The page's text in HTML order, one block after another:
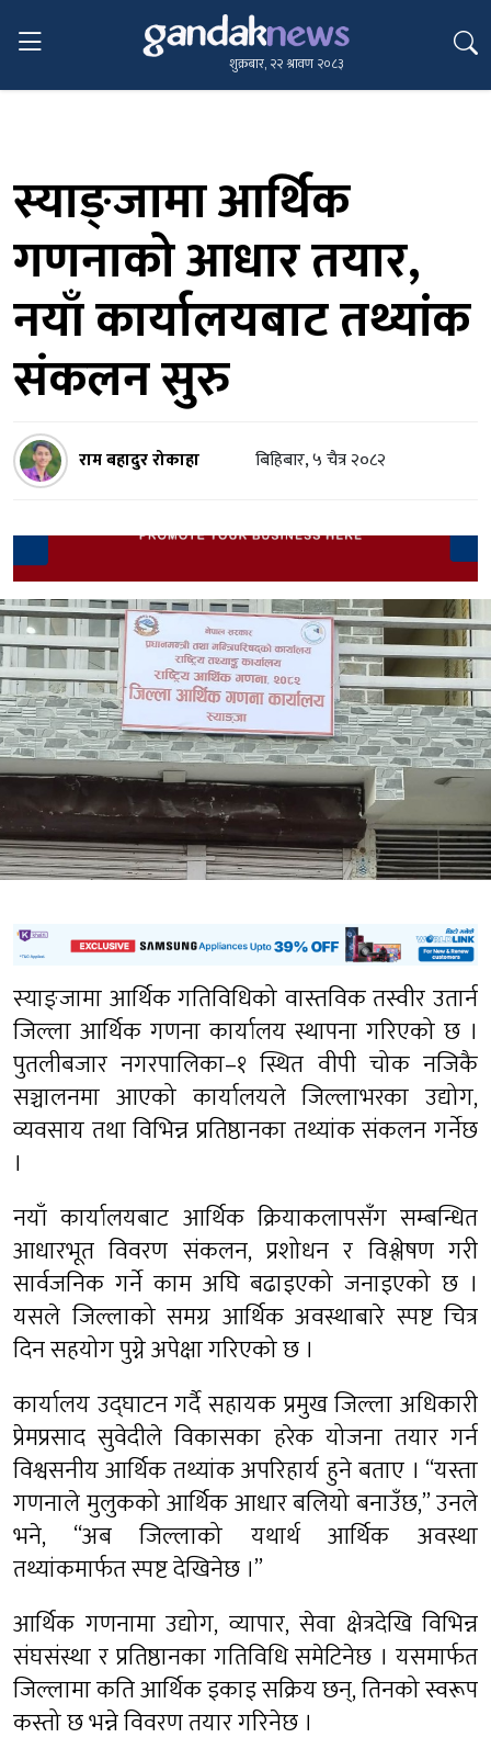
शुक्रबार, २२ श्रावण २०८३
स्याङ्जामा आर्थिक
गणनाको आधार तयार,
नयाँ कार्यालयबाट तथ्यांक
संकलन सुरु
राम बहादुर रोकाहा बिहिबार, ५ चैत्र २०८२
स्याङ्जामा आर्थिक गतिविधिको वास्तविक तस्वीर उतार्न
जिल्ला आर्थिक गणना कार्यालय स्थापना गरिएको छ ।
पुतलीबजार नगरपालिका–१ स्थित वीपी चोक नजिकै
सञ्चालनमा आएको कार्यालयले जिल्लाभरका उद्योग,
व्यवसाय तथा विभिन्न प्रतिष्ठानका तथ्यांक संकलन गर्नेछ
।
नयाँ कार्यालयबाट आर्थिक क्रियाकलापसँग सम्बन्धित
आधारभूत विवरण संकलन, प्रशोधन र विश्लेषण गरी
सार्वजनिक गर्ने काम अघि बढाइएको जनाइएको छ ।
यसले जिल्लाको समग्र आर्थिक अवस्थाबारे स्पष्ट चित्र
दिन सहयोग पुग्ने अपेक्षा गरिएको छ ।
कार्यालय उद्घाटन गर्दै सहायक प्रमुख जिल्ला अधिकारी
प्रेमप्रसाद सुवेदीले विकासका हरेक योजना तयार गर्न
विश्वसनीय आर्थिक तथ्यांक अपरिहार्य हुने बताए । “यस्ता
गणनाले मुलुकको आर्थिक आधार बलियो बनाउँछ,” उनले
भने, “अब जिल्लाको यथार्थ आर्थिक अवस्था
तथ्यांकमार्फत स्पष्ट देखिनेछ ।”
आर्थिक गणनामा उद्योग, व्यापार, सेवा क्षेत्रदेखि विभिन्न
संघसंस्था र प्रतिष्ठानका गतिविधि समेटिनेछ । यसमार्फत
जिल्लामा कति आर्थिक इकाइ सक्रिय छन्, तिनको स्वरूप
कस्तो छ भन्ने विवरण तयार गरिनेछ ।